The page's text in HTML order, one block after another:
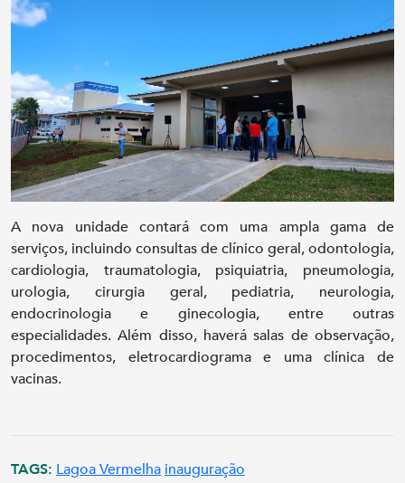
A nova unidade contará com uma ampla gama de
serviços, incluindo consultas de clínico geral, odontologia,
cardiologia, traumatologia, psiquiatria, pneumologia,
urologia, cirurgia geral, pediatria, neurologia,
endocrinologia e ginecologia, entre outras
especialidades. Além disso, haverá salas de observação,
procedimentos, eletrocardiograma e uma clínica de
vacinas.
TAGS: Lagoa Vermelha inauguração